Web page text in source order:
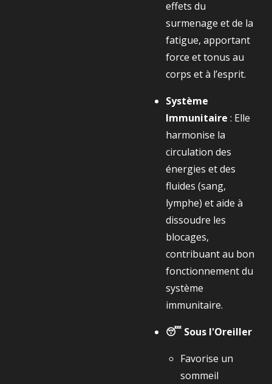
effets du
surmenage et de la
fatigue, apportant
force et tonus au
corps et à l’esprit.
Système
Immunitaire : Elle
harmonise la
circulation des
énergies et des
fluides (sang,
lymphe) et aide à
dissoudre les
blocages,
contribuant au bon
fonctionnement du
système
immunitaire.
😴 Sous l'Oreiller
Favorise un
sommeil